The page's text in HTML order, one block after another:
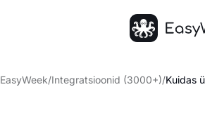
EasyWeek/Integratsioonid (3000+)/Kuidas